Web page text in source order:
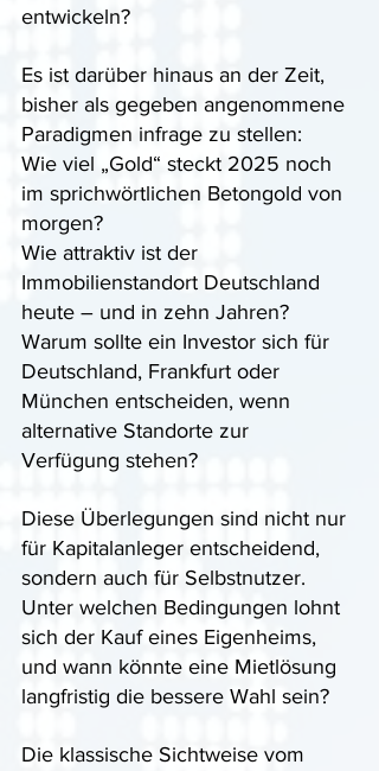
entwickeln?
Es ist darüber hinaus an der Zeit,
bisher als gegeben angenommene
Paradigmen infrage zu stellen:
Wie viel „Gold“ steckt 2025 noch
im sprichwörtlichen Betongold von
morgen?
Wie attraktiv ist der
Immobilienstandort Deutschland
heute – und in zehn Jahren?
Warum sollte ein Investor sich für
Deutschland, Frankfurt oder
München entscheiden, wenn
alternative Standorte zur
Verfügung stehen?
Diese Überlegungen sind nicht nur
für Kapitalanleger entscheidend,
sondern auch für Selbstnutzer.
Unter welchen Bedingungen lohnt
sich der Kauf eines Eigenheims,
und wann könnte eine Mietlösung
langfristig die bessere Wahl sein?
Die klassische Sichtweise vom